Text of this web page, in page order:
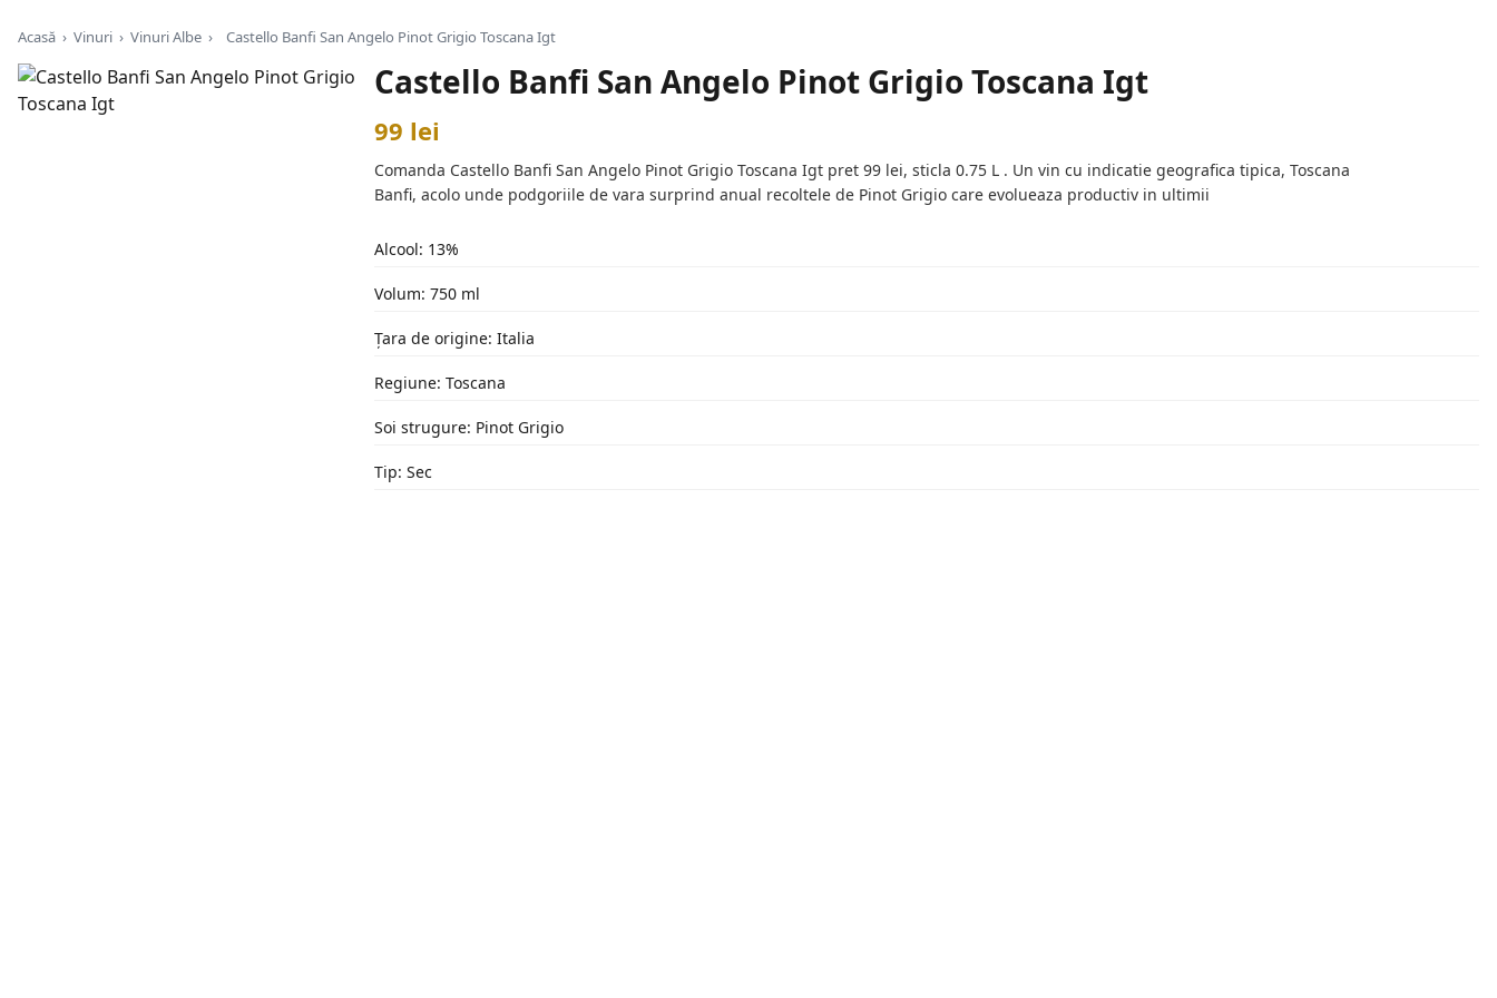
Acasă › Vinuri › Vinuri Albe › Castello Banfi San Angelo Pinot Grigio Toscana Igt
Castello Banfi San Angelo Pinot Grigio Toscana Igt
99 lei
Comanda Castello Banfi San Angelo Pinot Grigio Toscana Igt pret 99 lei, sticla 0.75 L . Un vin cu indicatie geografica tipica, Toscana
Banfi, acolo unde podgoriile de vara surprind anual recoltele de Pinot Grigio care evolueaza productiv in ultimii
Alcool: 13%
Volum: 750 ml
Țara de origine: Italia
Regiune: Toscana
Soi strugure: Pinot Grigio
Tip: Sec